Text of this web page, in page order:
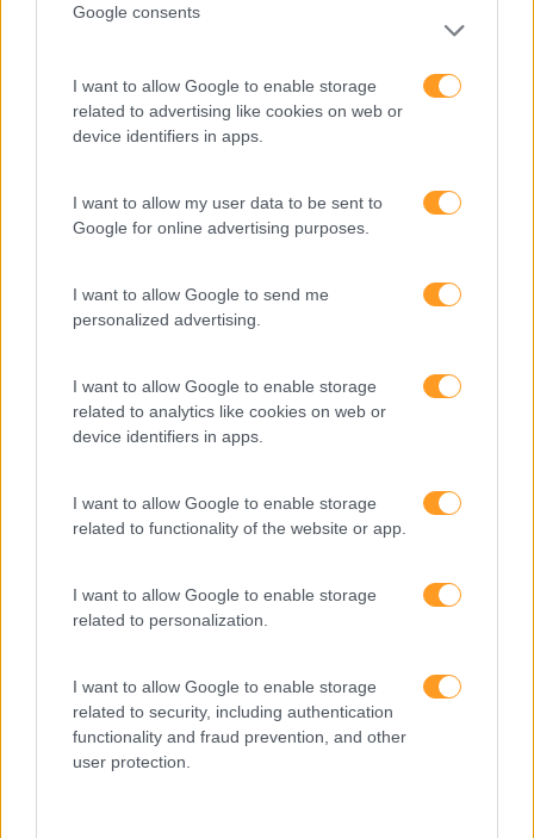
Google consents
I want to allow Google to enable storage
related to advertising like cookies on web or
device identifiers in apps.
I want to allow my user data to be sent to
Google for online advertising purposes.
I want to allow Google to send me
personalized advertising.
I want to allow Google to enable storage
related to analytics like cookies on web or
device identifiers in apps.
I want to allow Google to enable storage
related to functionality of the website or app.
I want to allow Google to enable storage
related to personalization.
I want to allow Google to enable storage
related to security, including authentication
functionality and fraud prevention, and other
user protection.
O QUE É QUE A AIRBNB TEM PARA ENSINAR SOBRE
EMPLOYEE EXPERIENCE?
vez nos últimos dez anos já terá ouvido falar da AirBnB.
Sim, essa empresa que transformou a forma como os
LEIA MAIS